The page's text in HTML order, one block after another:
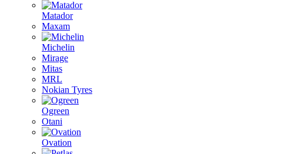
Matador
Maxam
Michelin
Mirage
Mitas
MRL
Nokian Tyres
Ogreen
Otani
Ovation